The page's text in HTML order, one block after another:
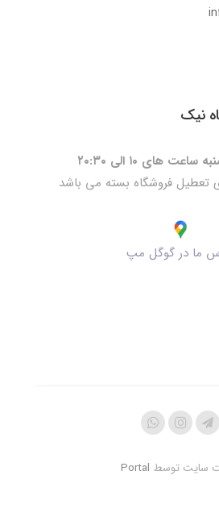
نیک
های ۱۰ الی ۲۰:۳۰
تعطیل فروشگاه بسته می باشد
ما در گوگل مپ
سایت توسط Portal